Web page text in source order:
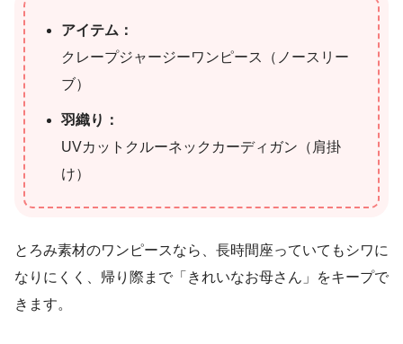
アイテム：
クレープジャージーワンピース（ノースリー
ブ）
羽織り：
UVカットクルーネックカーディガン（肩掛
け）
とろみ素材のワンピースなら、長時間座っていてもシワに
なりにくく、帰り際まで「きれいなお母さん」をキープで
きます。